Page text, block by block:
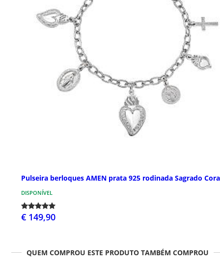
Pulseira berloques AMEN prata 925 rodinada Sagrado
DISPONÍVEL
€ 149,90
QUEM COMPROU ESTE PRODUTO TAMBÉM COMPROU